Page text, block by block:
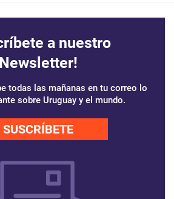
a nuestro
Newsletter!
todas las mañanas en tu correo lo
sobre Uruguay y el mundo.
SUSCRÍBETE